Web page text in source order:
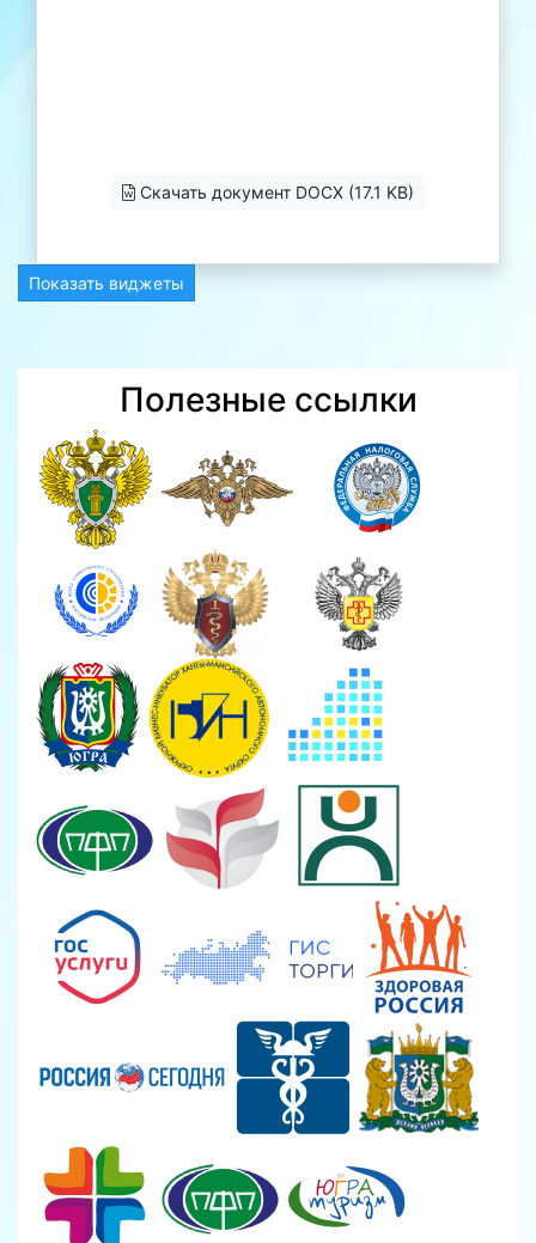
Скачать документ DOCX (17.1 KB)
Показать виджеты
Полезные ссылки